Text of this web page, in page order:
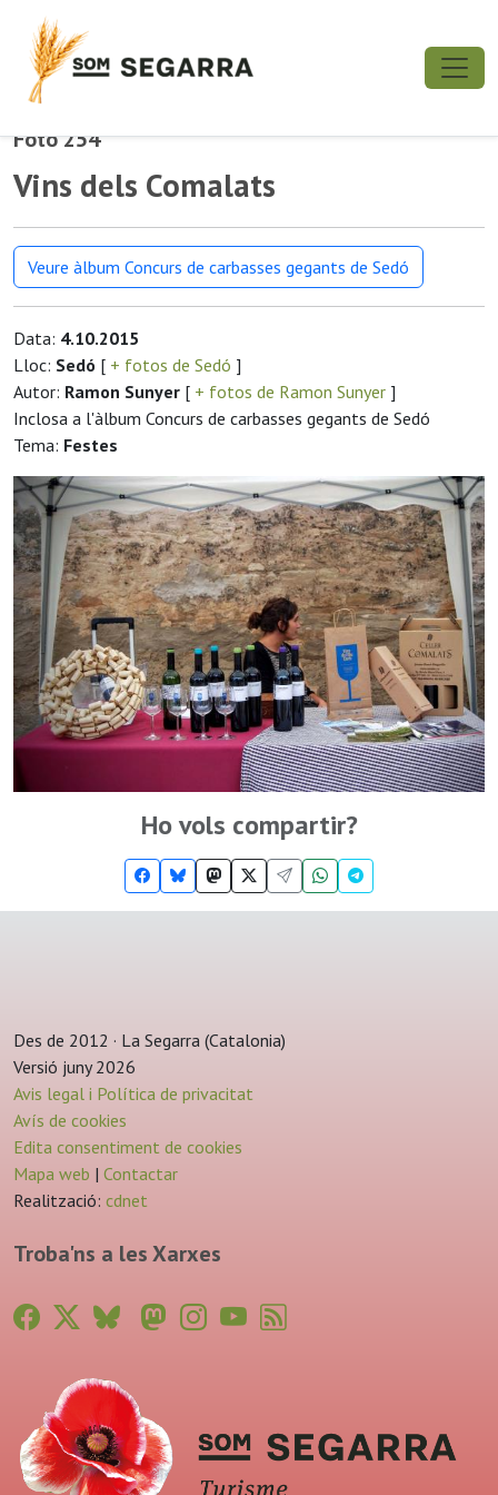
Foto 254
Vins dels Comalats
Veure àlbum Concurs de carbasses gegants de Sedó
Data: 4.10.2015
Lloc: Sedó [ + fotos de Sedó ]
Autor: Ramon Sunyer [ + fotos de Ramon Sunyer ]
Inclosa a l'àlbum Concurs de carbasses gegants de Sedó
Tema: Festes
Ho vols compartir?
Des de 2012 · La Segarra (Catalonia)
Versió juny 2026
Avis legal i Política de privacitat
Avís de cookies
Edita consentiment de cookies
Mapa web | Contactar
Realització: cdnet
Troba'ns a les Xarxes